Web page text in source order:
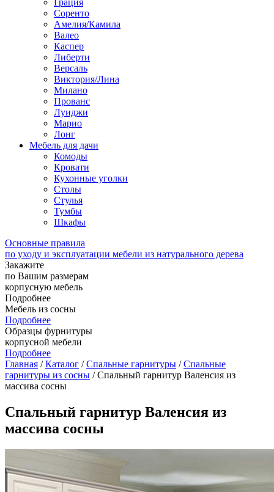
Грация
Соренто
Амелия/Камила
Валео
Каспер
Либерти
Версаль
Виктория/Лина
Милано
Прованс
Луиджи
Марио
Лонг
Мебель для дачи
Комоды
Кровати
Кухонные уголки
Столы
Стулья
Тумбы
Шкафы
Основные правила
по уходу и эксплуатации мебели из натурального дерева
Закажите
по Вашим размерам
корпусную мебель
Подробнее
Мебель из сосны
Подробнее
Образцы фурнитуры
корпусной мебели
Подробнее
Главная /Каталог /Спальные гарнитуры /Спальные
гарнитуры из сосны / Спальный гарнитур Валенсия из
массива сосны
Спальный гарнитур Валенсия из
массива сосны